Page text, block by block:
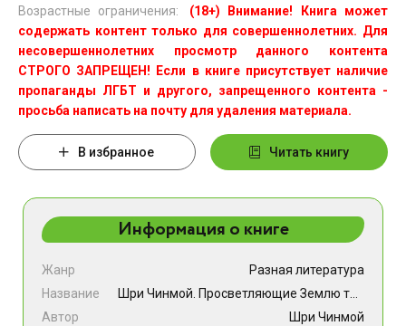
Возрастные ограничения:
(18+) Внимание! Книга может
содержать контент только для совершеннолетних. Для
несовершеннолетних просмотр данного контента
СТРОГО ЗАПРЕЩЕН! Если в книге присутствует наличие
пропаганды ЛГБТ и другого, запрещенного контента -
просьба написать на почту для удаления материала.
В избранное Читать книгу
Информация о книге
Жанр
Разная литература
Название
Автор
Шри Чинмой